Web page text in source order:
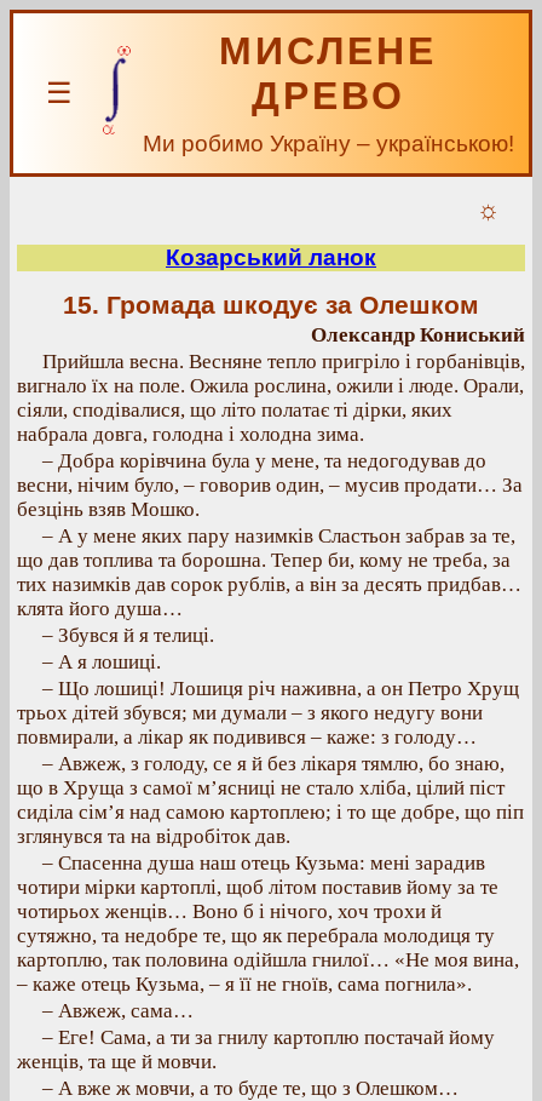
☰
МИСЛЕНЕ
ДРЕВО
Ми робимо Україну – українською!
☼
Козарський ланок
15. Громада шкодує за Олешком
Олександр Кониський
Прийшла весна. Весняне тепло пригріло і горбанівців,
вигнало їх на поле. Ожила рослина, ожили і люде. Орали,
сіяли, сподівалися, що літо полатає ті дірки, яких
набрала довга, голодна і холодна зима.
– Добра корівчина була у мене, та недогодував до
весни, нічим було, – говорив один, – мусив продати… За
безцінь взяв Мошко.
– А у мене яких пару назимків Сластьон забрав за те,
що дав топлива та борошна. Тепер би, кому не треба, за
тих назимків дав сорок рублів, а він за десять придбав…
клята його душа…
– Збувся й я телиці.
– А я лошиці.
– Що лошиці! Лошиця річ наживна, а он Петро Хрущ
трьох дітей збувся; ми думали – з якого недугу вони
повмирали, а лікар як подивився – каже: з голоду…
– Авжеж, з голоду, се я й без лікаря тямлю, бо знаю,
що в Хруща з самої м’ясниці не стало хліба, цілий піст
сиділа сім’я над самою картоплею; і то ще добре, що піп
зглянувся та на відробіток дав.
– Спасенна душа наш отець Кузьма: мені зарадив
чотири мірки картоплі, щоб літом поставив йому за те
чотирьох женців… Воно б і нічого, хоч трохи й
сутяжно, та недобре те, що як перебрала молодиця ту
картоплю, так половина одійшла гнилої… «Не моя вина,
– каже отець Кузьма, – я її не гноїв, сама погнила».
– Авжеж, сама…
– Еге! Сама, а ти за гнилу картоплю постачай йому
женців, та ще й мовчи.
– А вже ж мовчи, а то буде те, що з Олешком…